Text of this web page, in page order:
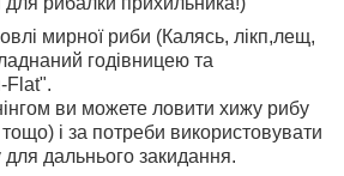
мирної риби (Калясь, лікп,лещ,
годівницею та
Flat".
ви можете ловити хижу рибу
і за потреби використовувати
для дальнього закидання.